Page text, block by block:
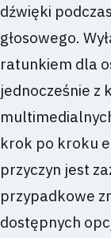
dźwięki
głosowego.
ratunkiem dla
jednocześnie z
krok po kroku
przyczyn jest
przypadkowe
dostępnych